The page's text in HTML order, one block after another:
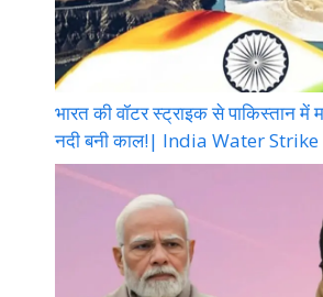
भारत की वॉटर स्ट्राइक से पाकिस्तान में
नदी बनी काल!| India Water